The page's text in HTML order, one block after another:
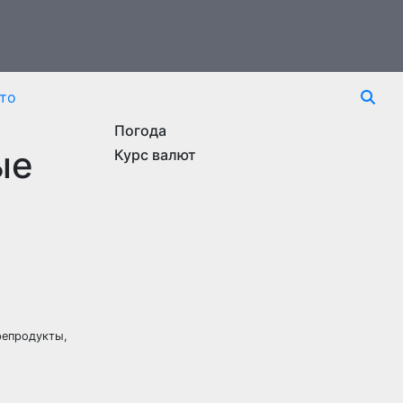
Погода
Курс валют